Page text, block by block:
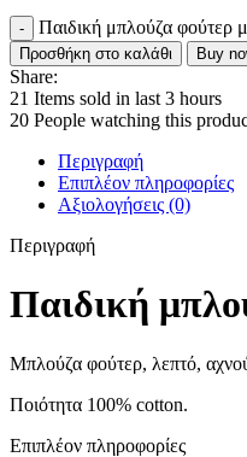
Παιδική μπλούζα φούτερ
Προσθήκη στο καλάθι Buy
Share:
21 Items sold in last 3 hours
20 People watching this
Περιγραφή
Επιπλέον πληροφορίες
Αξιολογήσεις (0)
Περιγραφή
Παιδική
Μπλούζα φούτερ, λεπτό,
Ποιότητα 100% cotton.
Επιπλέον πληροφορίες